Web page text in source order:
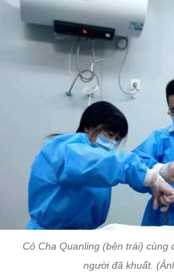
Cô Cha Quanling (bên trái) cùng
người đã khuất.